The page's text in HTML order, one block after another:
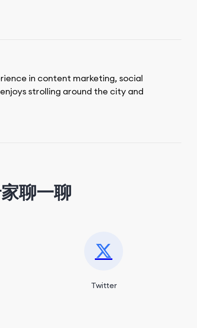
in content marketing, social
strolling around the city and
聊一聊
Twitter